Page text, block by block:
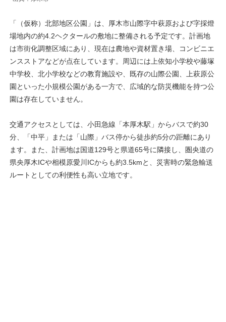
「（仮称）北部地区公園」は、厚木市山際字中萩原および字採燈
場地内の約4.2ヘクタールの敷地に整備される予定です。計画地
は市街化調整区域にあり、現在は農地や資材置き場、コンビニエ
ンスストアなどが点在しています。周辺には上依知小学校や藤塚
中学校、北小学校などの教育施設や、既存の山際公園、上萩原公
園といった小規模公園がある一方で、広域的な防災機能を持つ公
園は存在していません。
交通アクセスとしては、小田急線「本厚木駅」からバスで約30
分、「中平」または「山際」バス停から徒歩約5分の距離にあり
ます。また、計画地は国道129号と県道65号に隣接し、圏央道の
県央厚木ICや相模原愛川ICからも約3.5kmと、災害時の緊急輸送
ルートとしての利便性も高い立地です。